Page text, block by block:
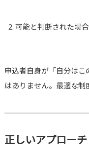
可能と判断された場
申込者自身が「自分は
はありません。最適な制
正しいアプローチ